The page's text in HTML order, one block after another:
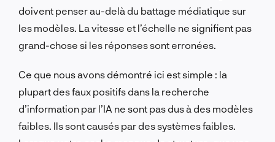
doivent penser au-delà du battage médiatique sur
les modèles. La vitesse et l’échelle ne signifient pas
grand-chose si les réponses sont erronées.
Ce que nous avons démontré ici est simple : la
plupart des faux positifs dans la recherche
d’information par l’IA ne sont pas dus à des modèles
faibles. Ils sont causés par des systèmes faibles.